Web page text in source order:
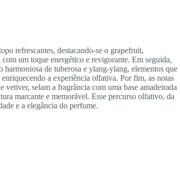
refrescantes, destacando-se o grapefruit,
um toque energético e revigorante. Em seguida,
de tuberosa e ylang-ylang, elementos que
a experiência olfativa. Por fim, as notas
vetiver, selam a fragrância com uma base amadeirada
marcante e memorável. Esse percurso olfativo, da
e a elegância do perfume.